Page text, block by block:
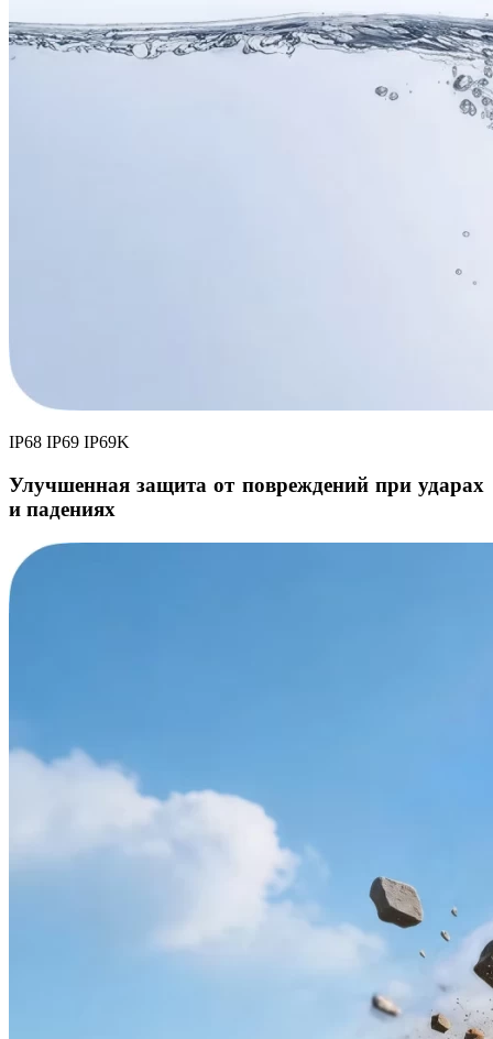
IP68 IP69 IP69K
Улучшенная защита от повреждений при ударах
и падениях